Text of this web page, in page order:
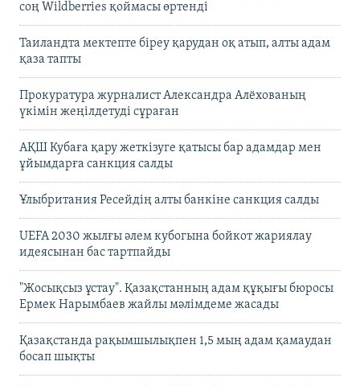
соң Wildberries қоймасы өртенді
Таиландта мектепте біреу қарудан оқ атып, алты адам
қаза тапты
Прокуратура журналист Александра Алёхованың
үкімін жеңілдетуді сұраған
АҚШ Кубаға қару жеткізуге қатысы бар адамдар мен
ұйымдарға санкция салды
Ұлыбритания Ресейдің алты банкіне санкция салды
UEFA 2030 жылғы әлем кубогына бойкот жариялау
идеясынан бас тартпайды
"Жосықсыз ұстау". Қазақстанның адам құқығы бюросы
Ермек Нарымбаев жайлы мәлімдеме жасады
Қазақстанда рақымшылықпен 1,5 мың адам қамаудан
босап шықты